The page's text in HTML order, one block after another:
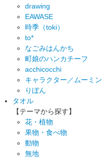
drawing
EAWASE
時季（toki）
to*
なごみはんかち
町娘のハンカチーフ
acchicocchi
キャラクター／ムーミン
りぼん
タオル
【テーマから探す】
花・植物
果物・食べ物
動物
無地